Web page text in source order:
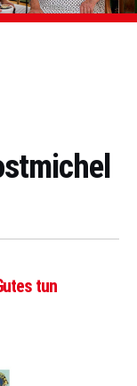
tun